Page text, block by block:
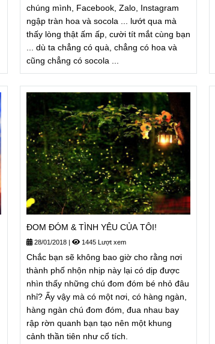
chúng mình, Facebook, Zalo, Instagram
ngập tràn hoa và socola ... lướt qua mà
thấy lòng thật ấm ấp, cười tít mắt cùng bạn
... dù ta chẳng có quà, chẳng có hoa và
cũng chẳng có socola ...
ĐOM ĐÓM & TÌNH YÊU CỦA TÔI!
28/01/2018 1445 Lượt xem
Chắc bạn sẽ không bao giờ cho rằng nơi
thành phố nhộn nhịp này lại có dịp được
nhìn thấy những chú đom đóm bé nhỏ đâu
nhỉ? Ấy vậy mà có một nơi, có hàng ngàn,
hàng ngàn chú đom đóm, đua nhau bay
rập rờn quanh bạn tạo nên một khung
cảnh thần tiên như cổ tích.